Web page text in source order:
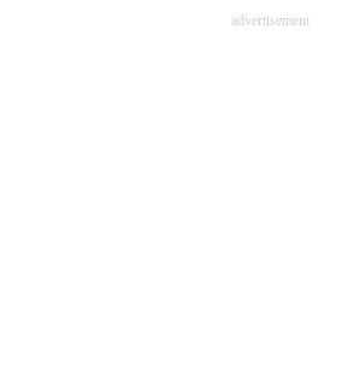
企業向けIT製品の総合サイト
advertisement